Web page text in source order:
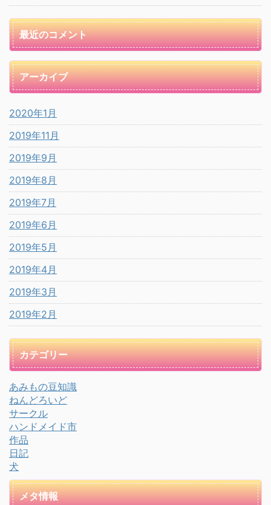
最近のコメント
アーカイブ
2020年1月
2019年11月
2019年9月
2019年8月
2019年7月
2019年6月
2019年5月
2019年4月
2019年3月
2019年2月
カテゴリー
あみもの豆知識
ねんどろいど
サークル
ハンドメイド市
作品
日記
犬
メタ情報